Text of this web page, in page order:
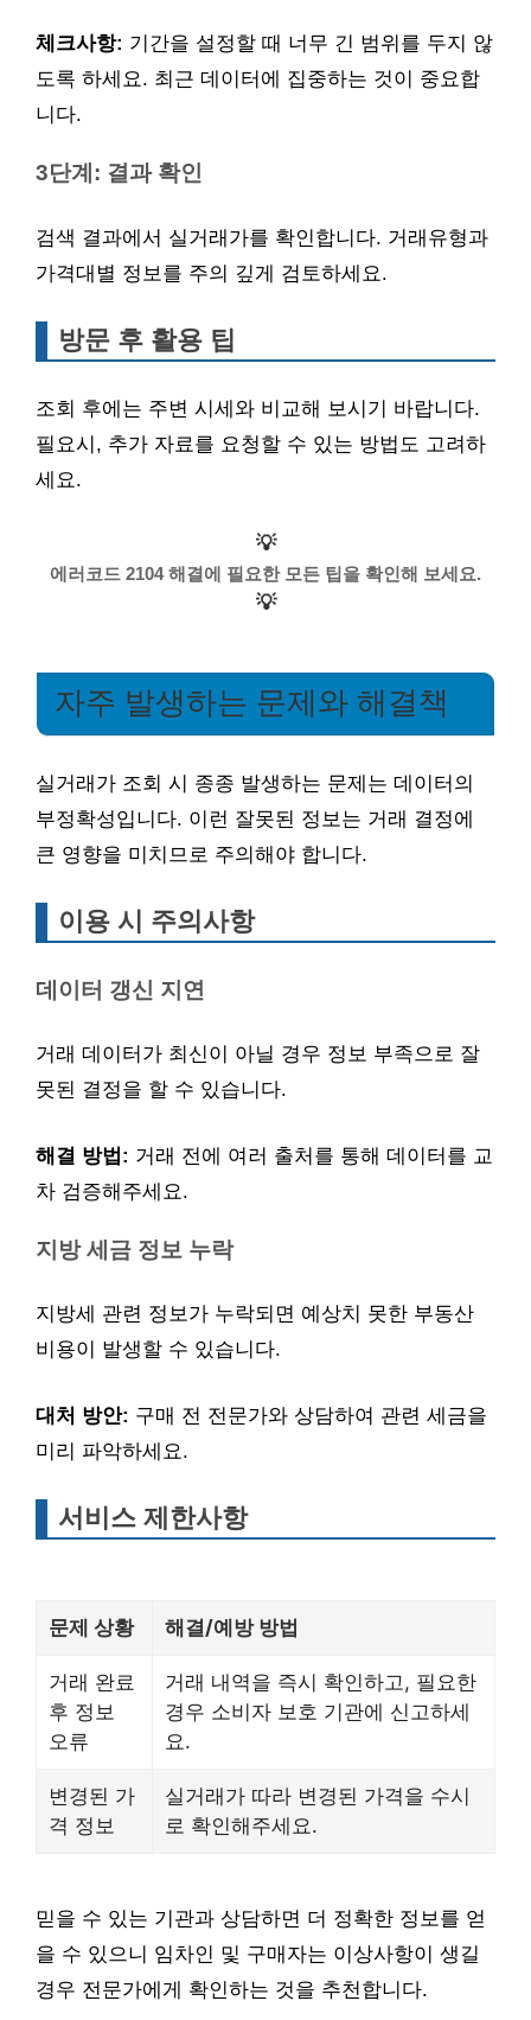
체크사항: 기간을 설정할 때 너무 긴 범위를 두지 않
도록 하세요. 최근 데이터에 집중하는 것이 중요합
니다.
3단계: 결과 확인
검색 결과에서 실거래가를 확인합니다. 거래유형과
가격대별 정보를 주의 깊게 검토하세요.
방문 후 활용 팁
조회 후에는 주변 시세와 비교해 보시기 바랍니다.
필요시, 추가 자료를 요청할 수 있는 방법도 고려하
세요.
💡
에러코드 2104 해결에 필요한 모든 팁을 확인해 보세요.
💡
자주 발생하는 문제와 해결책
실거래가 조회 시 종종 발생하는 문제는 데이터의
부정확성입니다. 이런 잘못된 정보는 거래 결정에
큰 영향을 미치므로 주의해야 합니다.
이용 시 주의사항
데이터 갱신 지연
거래 데이터가 최신이 아닐 경우 정보 부족으로 잘
못된 결정을 할 수 있습니다.
해결 방법: 거래 전에 여러 출처를 통해 데이터를 교
차 검증해주세요.
지방 세금 정보 누락
지방세 관련 정보가 누락되면 예상치 못한 부동산
비용이 발생할 수 있습니다.
대처 방안: 구매 전 전문가와 상담하여 관련 세금을
미리 파악하세요.
서비스 제한사항
문제 상황 해결/예방 방법
거래 완료
후 정보
오류
거래 내역을 즉시 확인하고, 필요한
경우 소비자 보호 기관에 신고하세
요.
변경된 가
격 정보
실거래가 따라 변경된 가격을 수시
로 확인해주세요.
믿을 수 있는 기관과 상담하면 더 정확한 정보를 얻
을 수 있으니 임차인 및 구매자는 이상사항이 생길
경우 전문가에게 확인하는 것을 추천합니다.